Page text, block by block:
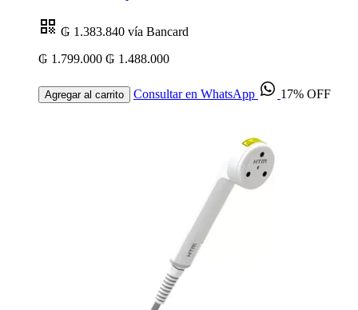
₲ 1.383.840 vía Bancard
₲ 1.799.000 ₲ 1.488.000
Agregar al carrito Consultar en WhatsApp 17% OFF